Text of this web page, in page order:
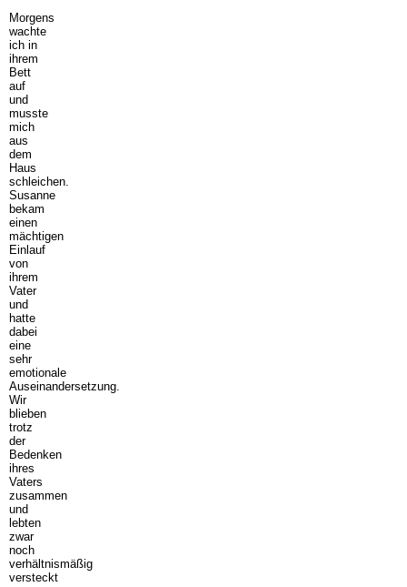
Morgens
wachte
ich in
ihrem
Bett
auf
und
musste
mich
aus
dem
Haus
schleichen.
Susanne
bekam
einen
mächtigen
Einlauf
von
ihrem
Vater
und
hatte
dabei
eine
sehr
emotionale
Auseinandersetzung.
Wir
blieben
trotz
der
Bedenken
ihres
Vaters
zusammen
und
lebten
zwar
noch
verhältnismäßig
versteckt